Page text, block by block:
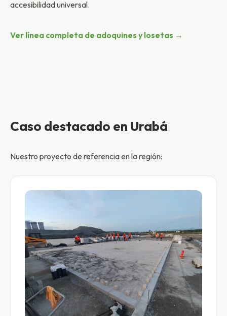
accesibilidad universal.
Ver línea completa de adoquines y losetas →
Caso destacado en Urabá
Nuestro proyecto de referencia en la región: